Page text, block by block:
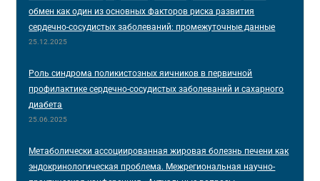
обмен как один из основных факторов риска развития
сердечно-сосудистых заболеваний: промежуточные данные
25.12.2025
Роль синдрома поликистозных яичников в первичной
профилактике сердечно-сосудистых заболеваний и сахарного
диабета
25.06.2025
Метаболически ассоциированная жировая болезнь печени как
эндокринологическая проблема. Межрегиональная научно-